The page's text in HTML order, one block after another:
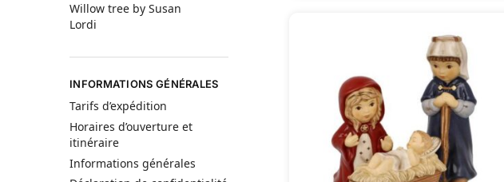
Willow tree by Susan
Lordi
INFORMATIONS GÉNÉRALES
Tarifs d’expédition
Horaires d’ouverture et
itinéraire
Informations générales